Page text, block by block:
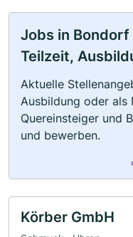
Jobs in
Teilzeit,
Aktuelle
Ausbildung oder als
Quereinsteiger und
und bewerben.
Körber GmbH